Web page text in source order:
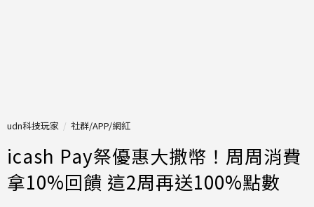
udn科技玩家 社群/APP/網紅
icash Pay祭優惠大撒幣！周周消費
拿10%回饋 這2周再送100%點數